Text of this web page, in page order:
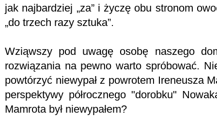
jak najbardziej „za” i życzę obu stronom
„do trzech razy sztuka”.
Wziąwszy pod uwagę osobę naszego
rozwiązania na pewno warto spróbować.
powtórzyć niewypał z powrotem Ireneusza
perspektywy półrocznego "dorobku"
Mamrota był niewypałem?